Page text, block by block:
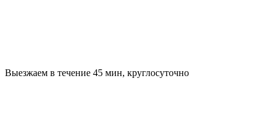
Выезжаем в течение 45 мин, круглосуточно